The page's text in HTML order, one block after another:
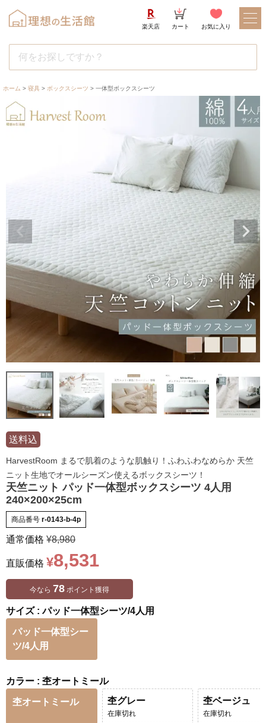
楽天店 カート お気に入り
ホーム 寝具 ボックスシーツ 一体型ボックスシーツ
送料込
HarvestRoom まるで肌着のような肌触り！ふわふわなめらか 天竺
ニット生地でオールシーズン使えるボックスシーツ！
天竺ニット パッド一体型ボックスシーツ 4人用
240×200×25cm
商品番号 r-0143-b-4p
通常価格 ¥8,980
直販価格 ¥8,531
今なら 78 ポイント獲得
サイズ パッド一体型シーツ/4人用
パッド一体型シー
ツ/4人用
カラー 杢オートミール
杢オートミール 杢グレー
在庫切れ
杢ベージュ
在庫切れ